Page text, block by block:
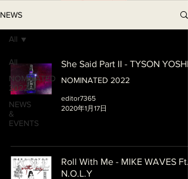
NEWS
All
NOMINATED
2022
NEWS
&
EVENTS
All
She Said Part II - TYSON YOSHI
NOMINATED 2022
editor7365
2020年1月17日
Roll With Me - MIKE WAVES Ft.
N.O.L.Y